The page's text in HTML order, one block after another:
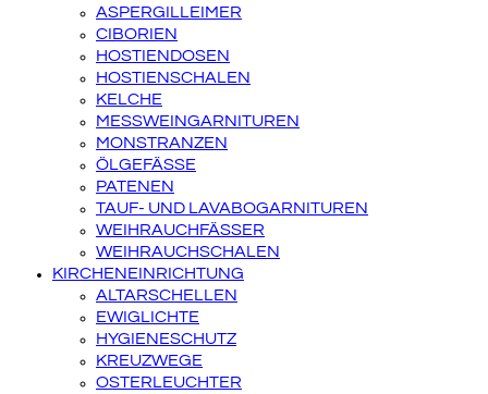
ASPERGILLEIMER
CIBORIEN
HOSTIENDOSEN
HOSTIENSCHALEN
KELCHE
MESSWEINGARNITUREN
MONSTRANZEN
ÖLGEFÄSSE
PATENEN
TAUF- UND LAVABOGARNITUREN
WEIHRAUCHFÄSSER
WEIHRAUCHSCHALEN
KIRCHENEINRICHTUNG
ALTARSCHELLEN
EWIGLICHTE
HYGIENESCHUTZ
KREUZWEGE
OSTERLEUCHTER